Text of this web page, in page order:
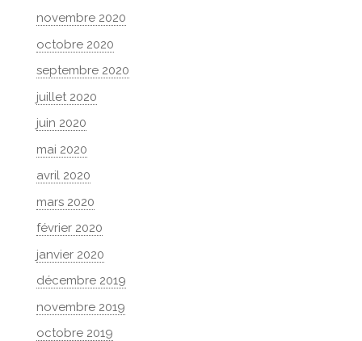
novembre 2020
octobre 2020
septembre 2020
juillet 2020
juin 2020
mai 2020
avril 2020
mars 2020
février 2020
janvier 2020
décembre 2019
novembre 2019
octobre 2019